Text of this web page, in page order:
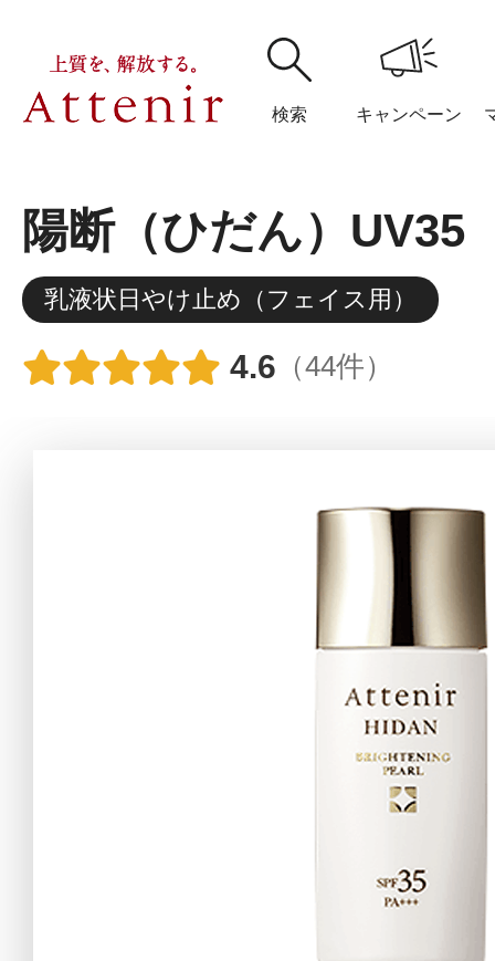
検索 キャンペーン
購入履歴 閲覧履
アテニア
アテニアの「
お友達紹介サ
陽断（ひだん）
乳液状日やけ止め（フェイス用）
4.6 （44件）